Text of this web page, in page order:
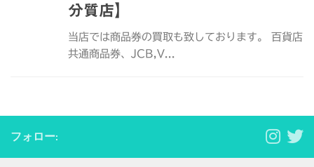
分質店】
当店では商品券の買取も致しております。 百貨店
共通商品券、JCB,V...
フォロー: